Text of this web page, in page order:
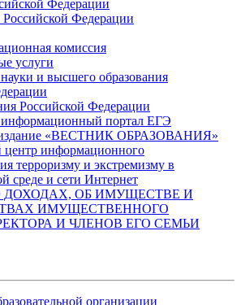
Федерации
Российской Федерации
комиссия
услуги
и высшего образования
Российской Федерации
портал ЕГЭ
«ВЕСТНИК ОБРАЗОВАНИЯ»
информационного
терроризму и экстремизму в
среде и сети Интернет
ДОХОДАХ, ОБ ИМУЩЕСТВЕ И
ИМУЩЕСТВЕННОГО
И ЧЛЕНОВ ЕГО СЕМЬИ
организации